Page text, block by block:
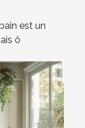
est un
ô